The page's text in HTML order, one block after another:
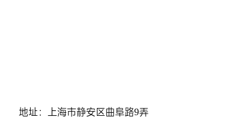
地址：上海市静安区曲阜路9弄